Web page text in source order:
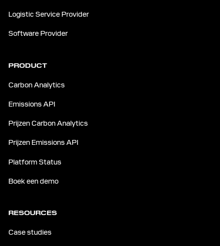
Logistic Service Provider
Software Provider
PRODUCT
Carbon Analytics
Emissions API
Prijzen Carbon Analytics
Prijzen Emissions API
Platform Status
Boek een demo
RESOURCES
Case studies